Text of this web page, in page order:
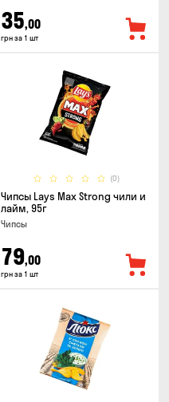
35,00
грн за 1 шт
(0)
Чипсы Lays Max Strong чили и
лайм, 95г
Чипсы
79,00
грн за 1 шт